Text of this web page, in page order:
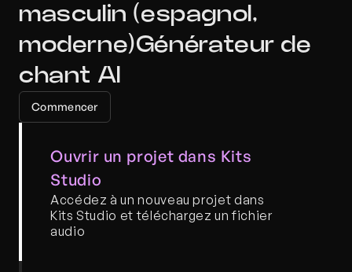
masculin (espagnol,
moderne)Générateur de
chant AI
Commencer
Ouvrir un projet dans Kits
Studio
Accédez à un nouveau projet dans
Kits Studio et téléchargez un fichier
audio